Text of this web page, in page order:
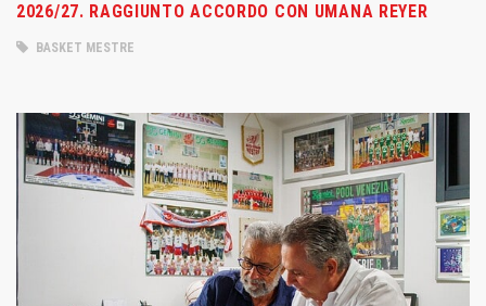
2026/27. RAGGIUNTO ACCORDO CON UMANA REYER
BASKET MESTRE